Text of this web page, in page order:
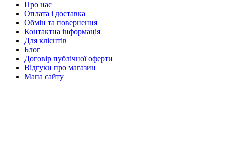
Про нас
Оплата і доставка
Обмін та повернення
Контактна інформація
Для клієнтів
Блог
Договір публічної оферти
Відгуки про магазин
Мапа сайту